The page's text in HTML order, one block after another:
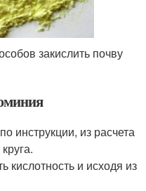
закислить почву
из расчета
кислотность и исходя из